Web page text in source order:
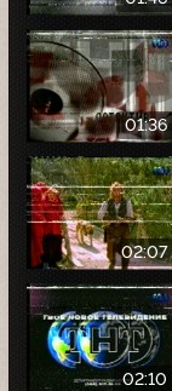
01:36
02:07
02:10